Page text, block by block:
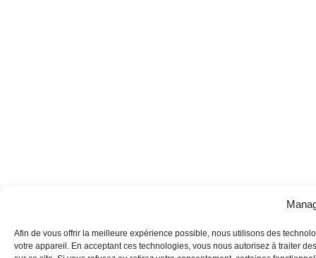
Afin de vous offrir la meilleure expérience possible, nous utilisons des
votre appareil. En acceptant ces technologies, vous nous autorisez à traiter